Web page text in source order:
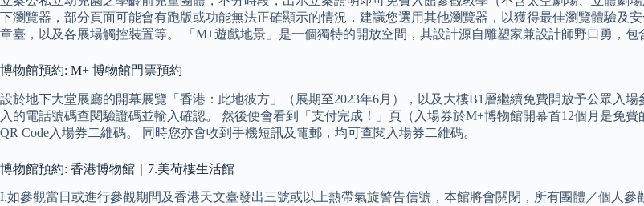
下瀏覽器，部分頁面可能會有跑版或功能無法正確顯示的情況，建議您選用其他瀏覽器，以獲得最佳瀏覽體驗及
章臺，以及各展場觸控裝置等。 「M+遊戲地景」是一個獨特的開放空間，其設計源自雕塑家兼設計師野口勇，包
博物館預約: M+ 博物館門票預約
設於地下大堂展廳的開幕展覽「香港：此地彼方」（展期至2023年6月），以及大樓B1層繼續免費開放予公眾入
入的電話號碼查閱驗證碼並輸入確認。 然後便會看到「支付完成！」頁（入場券於M+博物館開幕首12個月是免
QR Code入場券二維碼。 同時您亦會收到手機短訊及電郵，均可查閱入場券二維碼。
博物館預約: 香港博物館｜7.美荷樓生活館
I.如參觀當日或進行參觀期間及香港天文臺發出三號或以上熱帶氣旋警告信號，本館將會關閉，所有團體／個人